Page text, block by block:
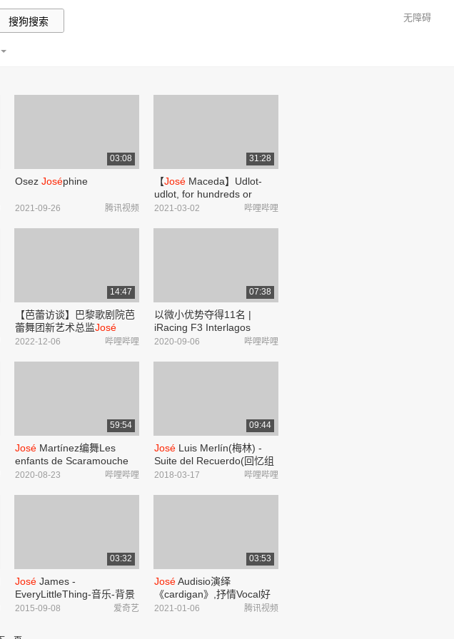
无障碍
03:08
Osez Joséphine
腾讯视频
2021-09-26
31:28
【José Maceda】Udlot-
udlot, for hundreds or
thousands of performers_
哔哩哔哩
2021-03-02
14:47
【芭蕾访谈】巴黎歌剧院芭
蕾舞团新艺术总监José
Martinez_哔哩哔哩_bilibili
哔哩哔哩
2022-12-06
07:38
以微小优势夺得11名 |
iRacing F3 Interlagos
(Autódromo
Carlos
哔哩哔哩
2020-09-06
59:54
José Martínez编舞Les
enfants de Scaramouche
巴黎歌剧院芭蕾舞校参与演
哔哩哔哩
2020-08-23
09:44
José Luis Merlín(梅林) -
Suite del Recuerdo(回忆组
曲)_哔哩哔哩_bilibili
哔哩哔哩
2018-03-17
03:32
José James -
EveryLittleThing-音乐-背景
音乐视频音乐-爱奇艺
爱奇艺
2015-09-08
03:53
JoséAudisio演绎
《cardigan》,抒情Vocal好
抓耳
腾讯视频
2021-01-06